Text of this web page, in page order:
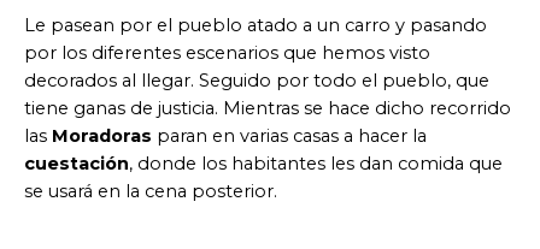
Le pasean por el pueblo atado a un carro y pasando
por los diferentes escenarios que hemos visto
decorados al llegar. Seguido por todo el pueblo, que
tiene ganas de justicia. Mientras se hace dicho recorrido
las Moradoras paran en varias casas a hacer la
cuestación, donde los habitantes les dan comida que
se usará en la cena posterior.